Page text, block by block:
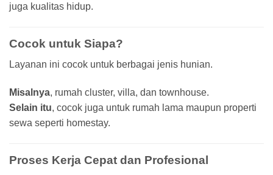
juga kualitas hidup.
Cocok untuk Siapa?
Layanan ini cocok untuk berbagai jenis hunian.
Misalnya, rumah cluster, villa, dan townhouse.
Selain itu, cocok juga untuk rumah lama maupun properti
sewa seperti homestay.
Proses Kerja Cepat dan Profesional